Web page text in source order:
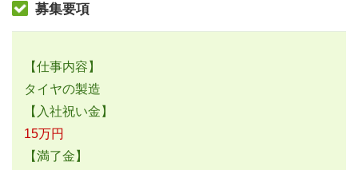
募集要項
【仕事内容】
タイヤの製造
【入社祝い金】
15万円
【満了金】